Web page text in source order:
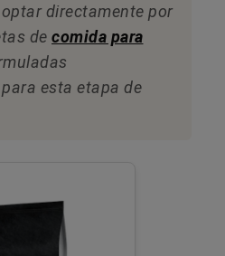
directamente por
de comida para
esta etapa de